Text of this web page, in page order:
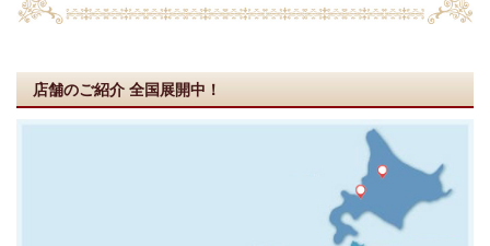
店舗のご紹介 全国展開中！